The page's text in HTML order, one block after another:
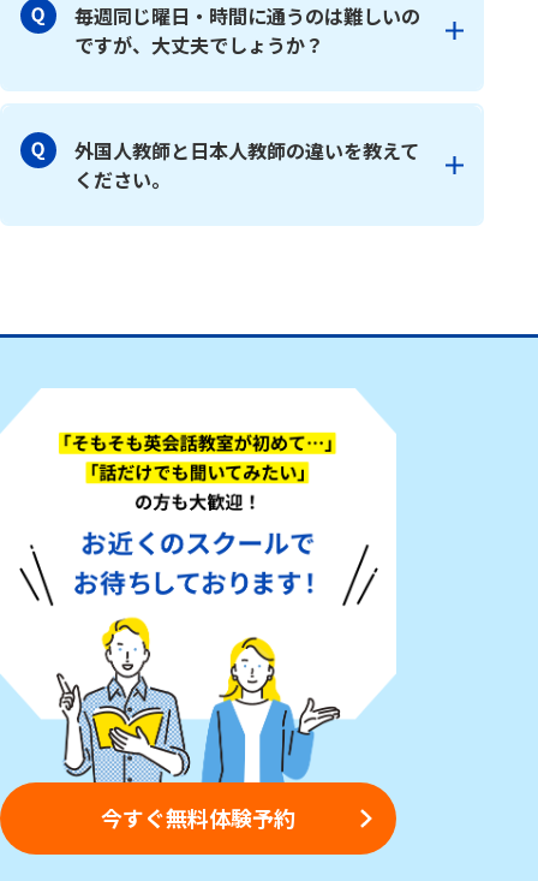
毎週同じ曜日・時間に通うのは難しいの
ですが、大丈夫でしょうか？
外国人教師と日本人教師の違いを教えて
ください。
今すぐ無料体験予約